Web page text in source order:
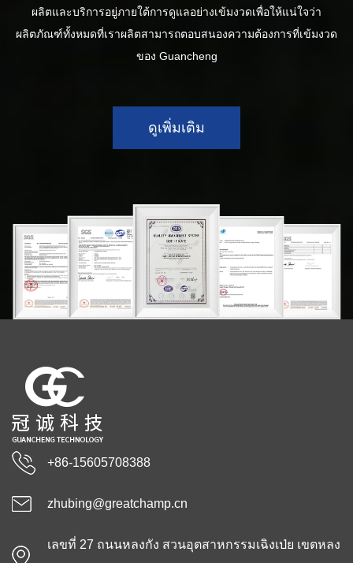
ผลิตและบริการอยู่ภายใต้การดูแลอย่างเข้มงวดเพื่อให้แน่ใจว่า
ผลิตภัณฑ์ทั้งหมดที่เราผลิตสามารถตอบสนองความต้องการที่เข้มงวด
ของ Guancheng
ดูเพิ่มเติม
+86-15605708388
zhubing@greatchamp.cn
เลขที่ 27 ถนนหลงกัง สวนอุตสาหกรรมเฉิงเป่ย เขตหลง